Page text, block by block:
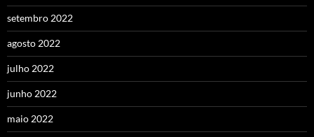
setembro 2022
agosto 2022
julho 2022
junho 2022
maio 2022